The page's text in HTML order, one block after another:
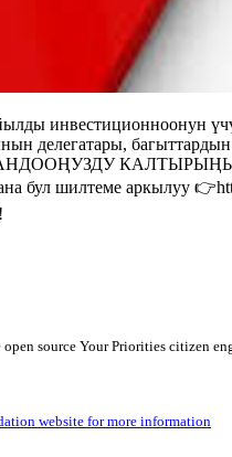
инвестиционноонун
делегатары,
КАЛТЫРЫҢЫЗ
бул шилтеме аркылуу
source Your Priorities citizen
website for more information